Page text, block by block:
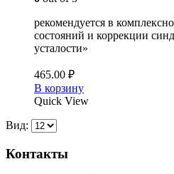
рекомендуется в
состояний и коррекции
усталости»
465.00 ₽
В корзину
Quick View
Вид:
Контакты